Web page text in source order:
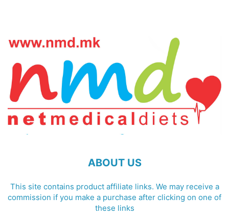
ABOUT US
This site contains product affiliate links. We may receive a
commission if you make a purchase after clicking on one of
these links